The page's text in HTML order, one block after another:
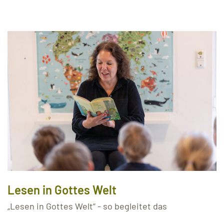
Lesen in Gottes Welt
„Lesen in Gottes Welt“ - so begleitet das